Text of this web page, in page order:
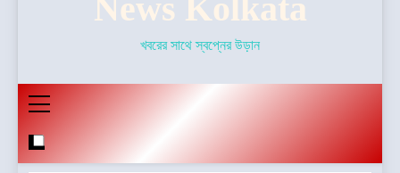
News Kolkata
খবরের সাথে স্বপ্নের উড়ান